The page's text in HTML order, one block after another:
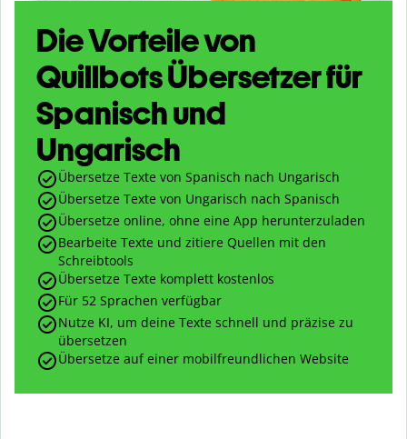
Die Vorteile von
Quillbots Übersetzer für
Spanisch und
Ungarisch
Übersetze Texte von Spanisch nach Ungarisch
Übersetze Texte von Ungarisch nach Spanisch
Übersetze online, ohne eine App herunterzuladen
Bearbeite Texte und zitiere Quellen mit den
Schreibtools
Übersetze Texte komplett kostenlos
Für 52 Sprachen verfügbar
Nutze KI, um deine Texte schnell und präzise zu
übersetzen
Übersetze auf einer mobilfreundlichen Website